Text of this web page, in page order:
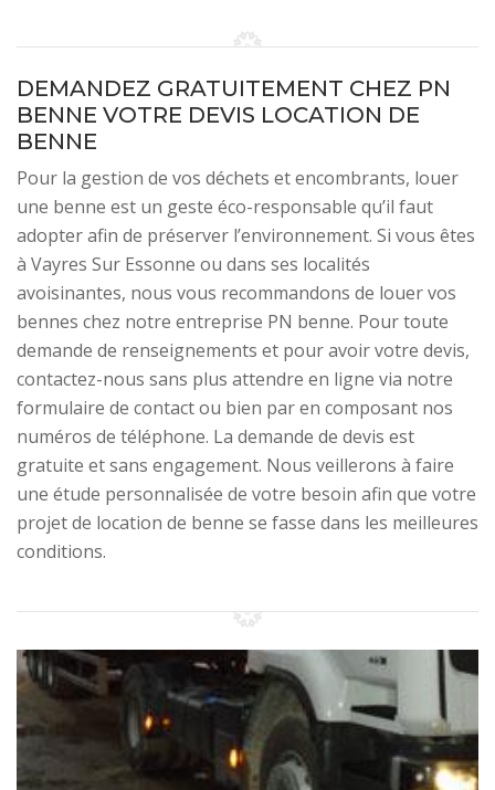
DEMANDEZ GRATUITEMENT CHEZ PN
BENNE VOTRE DEVIS LOCATION DE
BENNE
Pour la gestion de vos déchets et encombrants, louer
une benne est un geste éco-responsable qu’il faut
adopter afin de préserver l’environnement. Si vous êtes
à Vayres Sur Essonne ou dans ses localités
avoisinantes, nous vous recommandons de louer vos
bennes chez notre entreprise PN benne. Pour toute
demande de renseignements et pour avoir votre devis,
contactez-nous sans plus attendre en ligne via notre
formulaire de contact ou bien par en composant nos
numéros de téléphone. La demande de devis est
gratuite et sans engagement. Nous veillerons à faire
une étude personnalisée de votre besoin afin que votre
projet de location de benne se fasse dans les meilleures
conditions.